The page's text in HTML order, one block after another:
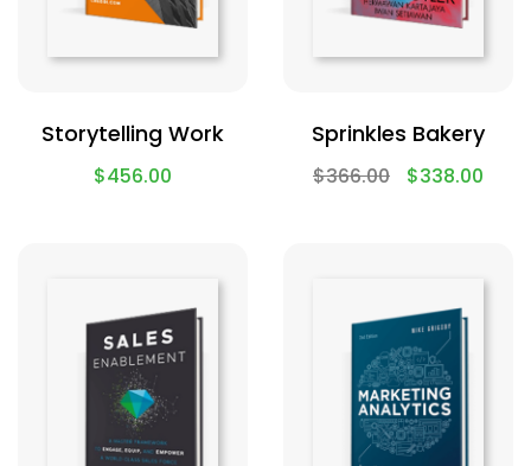
Storytelling Work
$456.00
Sprinkles Bakery
$366.00 $338.00